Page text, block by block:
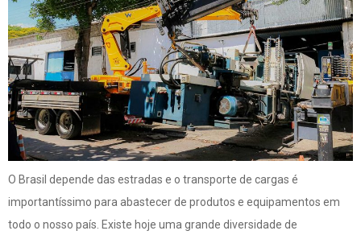
O Brasil depende das estradas e o transporte de cargas é
importantíssimo para abastecer de produtos e equipamentos em
todo o nosso país. Existe hoje uma grande diversidade de